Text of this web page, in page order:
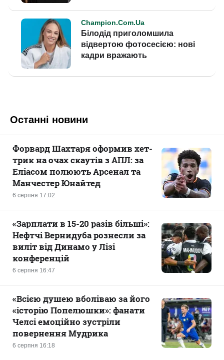
Останні новини
6 серпня 17:02
Форвард Шахтаря оформив хет-
трик на очах скаутів з АПЛ: за
Еліасом полюють Арсенал та
Манчестер Юнайтед
6 серпня 16:47
«Зарплати в 15-20 разів більші»:
Нефтчі Вернидуба рознесли за
виліт від Динамо у Лізі
конференцій
6 серпня 16:18
«Всією душею вболіваю за його
«історію Попелюшки»: фанати
Челсі емоційно зустріли
повернення Мудрика